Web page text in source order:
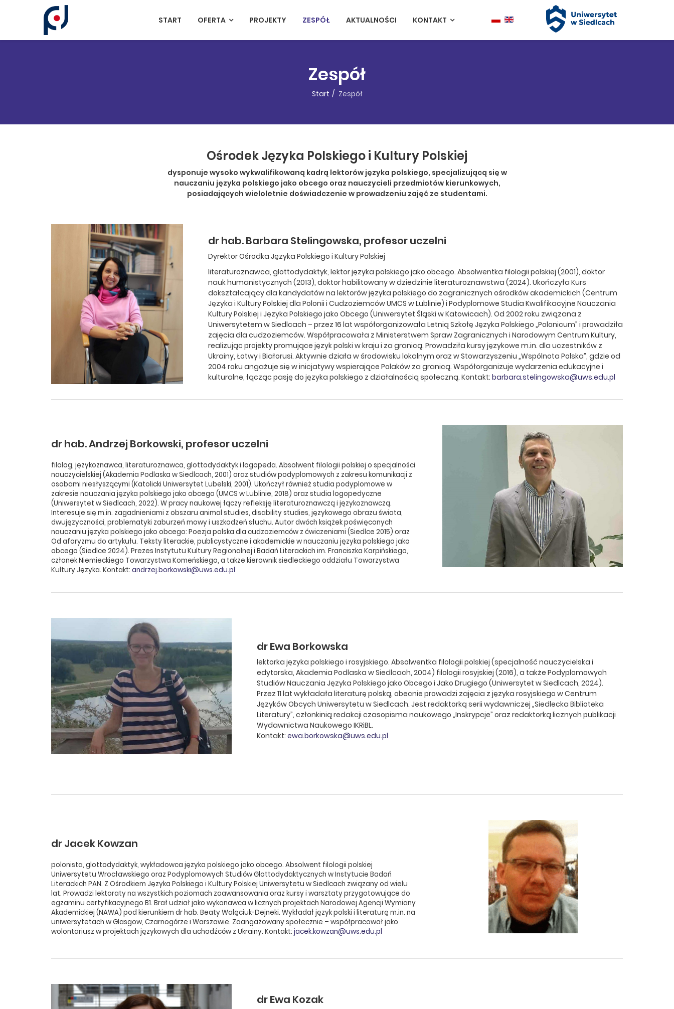
Panel zarządzania plikami cookies
START OFERTA PROJEKTY ZESPÓŁ AKTUALNOŚCI KONTAKT
Zespół
Start Zespół
Ośrodek Języka Polskiego i Kultury Polskiej
dysponuje wysoko wykwalifikowaną kadrą lektorów języka polskiego, specjalizującą się w
nauczaniu języka polskiego jako obcego oraz nauczycieli przedmiotów kierunkowych,
posiadających wieloletnie doświadczenie w prowadzeniu zajęć ze studentami.
dr hab. Barbara Stelingowska, profesor uczelni
Dyrektor Ośrodka Języka Polskiego i Kultury Polskiej
literaturoznawca, glottodydaktyk, lektor języka polskiego jako obcego. Absolwentka filologii polskiej (2001), doktor
nauk humanistycznych (2013), doktor habilitowany w dziedzinie literaturoznawstwa (2024). Ukończyła Kurs
dokształcający dla kandydatów na lektorów języka polskiego do zagranicznych ośrodków akademickich (Centrum
Języka i Kultury Polskiej dla Polonii i Cudzoziemców UMCS w Lublinie) i Podyplomowe Studia Kwalifikacyjne Nauczania
Kultury Polskiej i Języka Polskiego jako Obcego (Uniwersytet Śląski w Katowicach). Od 2002 roku związana z
Uniwersytetem w Siedlcach – przez 16 lat współorganizowała Letnią Szkołę Języka Polskiego „Polonicum” i prowadziła
zajęcia dla cudzoziemców. Współpracowała z Ministerstwem Spraw Zagranicznych i Narodowym Centrum Kultury,
realizując projekty promujące język polski w kraju i za granicą. Prowadziła kursy językowe m.in. dla uczestników z
Ukrainy, Łotwy i Białorusi. Aktywnie działa w środowisku lokalnym oraz w Stowarzyszeniu „Wspólnota Polska”, gdzie od
2004 roku angażuje się w inicjatywy wspierające Polaków za granicą. Współorganizuje wydarzenia edukacyjne i
kulturalne, łącząc pasję do języka polskiego z działalnością społeczną. Kontakt: barbara.stelingowska@uws.edu.pl
dr hab. Andrzej Borkowski, profesor uczelni
filolog, językoznawca, literaturoznawca, glottodydaktyk i logopeda. Absolwent filologii polskiej o specjalności
nauczycielskiej (Akademia Podlaska w Siedlcach, 2001) oraz studiów podyplomowych z zakresu komunikacji z
osobami niesłyszącymi (Katolicki Uniwersytet Lubelski, 2001). Ukończył również studia podyplomowe w
zakresie nauczania języka polskiego jako obcego (UMCS w Lublinie, 2018) oraz studia logopedyczne
(Uniwersytet w Siedlcach, 2022). W pracy naukowej łączy refleksję literaturoznawczą i językoznawczą.
Interesuje się m.in. zagadnieniami z obszaru animal studies, disability studies, językowego obrazu świata,
dwujęzyczności, problematyki zaburzeń mowy i uszkodzeń słuchu. Autor dwóch książek poświęconych
nauczaniu języka polskiego jako obcego: Poezja polska dla cudzoziemców z ćwiczeniami (Siedlce 2015) oraz
Od aforyzmu do artykułu. Teksty literackie, publicystyczne i akademickie w nauczaniu języka polskiego jako
obcego (Siedlce 2024). Prezes Instytutu Kultury Regionalnej i Badań Literackich im. Franciszka Karpińskiego,
członek Niemieckiego Towarzystwa Komeńskiego, a także kierownik siedleckiego oddziału Towarzystwa
Kultury Języka. Kontakt: andrzej.borkowski@uws.edu.pl
dr Ewa Borkowska
lektorka języka polskiego i rosyjskiego. Absolwentka filologii polskiej (specjalność nauczycielska i
edytorska, Akademia Podlaska w Siedlcach, 2004) filologii rosyjskiej (2016), a także Podyplomowych
Studiów Nauczania Języka Polskiego jako Obcego i Jako Drugiego (Uniwersytet w Siedlcach, 2024).
Przez 11 lat wykładała literaturę polską, obecnie prowadzi zajęcia z języka rosyjskiego w Centrum
Języków Obcych Uniwersytetu w Siedlcach. Jest redaktorką serii wydawniczej „Siedlecka Biblioteka
Literatury”, członkinią redakcji czasopisma naukowego „Inskrypcje” oraz redaktorką licznych publikacji
Wydawnictwa Naukowego IKRiBL.
Kontakt: ewa.borkowska@uws.edu.pl
dr Jacek Kowzan
polonista, glottodydaktyk, wykładowca języka polskiego jako obcego. Absolwent filologii polskiej
Uniwersytetu Wrocławskiego oraz Podyplomowych Studiów Glottodydaktycznych w Instytucie Badań
Literackich PAN. Z Ośrodkiem Języka Polskiego i Kultury Polskiej Uniwersytetu w Siedlcach związany od wielu
lat. Prowadzi lektoraty na wszystkich poziomach zaawansowania oraz kursy i warsztaty przygotowujące do
egzaminu certyfikacyjnego B1. Brał udział jako wykonawca w licznych projektach Narodowej Agencji Wymiany
Akademickiej (NAWA) pod kierunkiem dr hab. Beaty Walęciuk-Dejneki. Wykładał język polski i literaturę m.in. na
uniwersytetach w Glasgow, Czarnogórze i Warszawie. Zaangażowany społecznie – współpracował jako
wolontariusz w projektach językowych dla uchodźców z Ukrainy. Kontakt: jacek.kowzan@uws.edu.pl
dr Ewa Kozak